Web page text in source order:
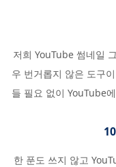
저희 YouTube 썸네일
우 번거롭지 않은 도구
들 필요 없이 YouTube
한 푼도 쓰지 않고